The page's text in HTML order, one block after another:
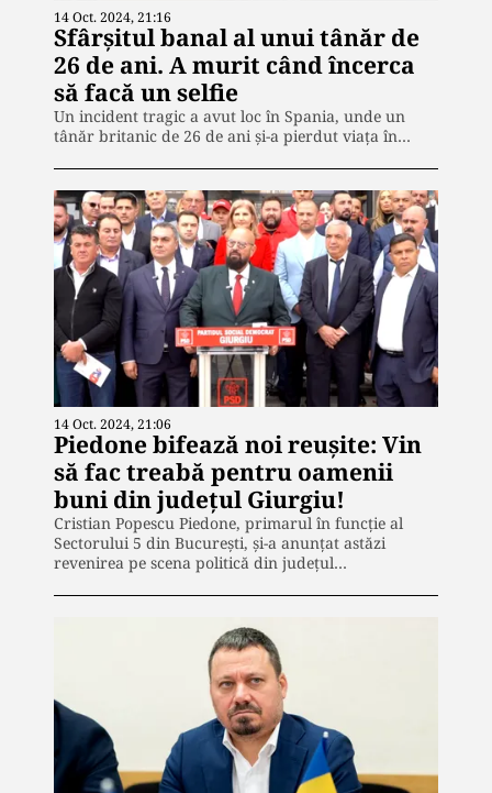
14 Oct. 2024, 21:16
Sfârșitul banal al unui tânăr de
26 de ani. A murit când încerca
să facă un selfie
Un incident tragic a avut loc în Spania, unde un
tânăr britanic de 26 de ani și-a pierdut viața în…
14 Oct. 2024, 21:06
Piedone bifează noi reușite: Vin
să fac treabă pentru oamenii
buni din județul Giurgiu!
Cristian Popescu Piedone, primarul în funcție al
Sectorului 5 din București, și-a anunțat astăzi
revenirea pe scena politică din județul…